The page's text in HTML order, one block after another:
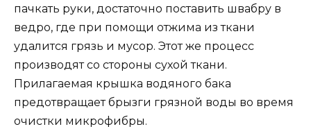
пачкать руки, достаточно поставить швабру в
ведро, где при помощи отжима из ткани
удалится грязь и мусор. Этот же процесс
производят со стороны сухой ткани.
Прилагаемая крышка водяного бака
предотвращает брызги грязной воды во время
очистки микрофибры.